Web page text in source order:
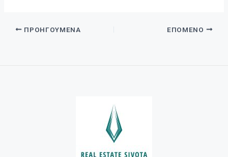
ΠΡΟΗΓΟΎΜΕΝΑ ΕΠΌΜΕΝΟ